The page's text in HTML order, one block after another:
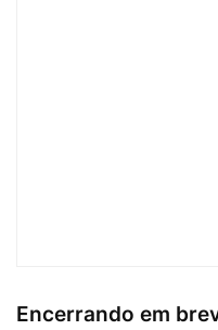
Encerrando em